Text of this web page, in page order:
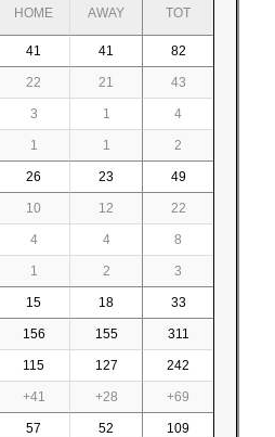
HOME AWAY TOT
41 41 82
22 21 43
3 1 4
1 1 2
26 23 49
10 12 22
4 4 8
1 2 3
15 18 33
156 155 311
115 127 242
+41 +28 +69
57 52 109